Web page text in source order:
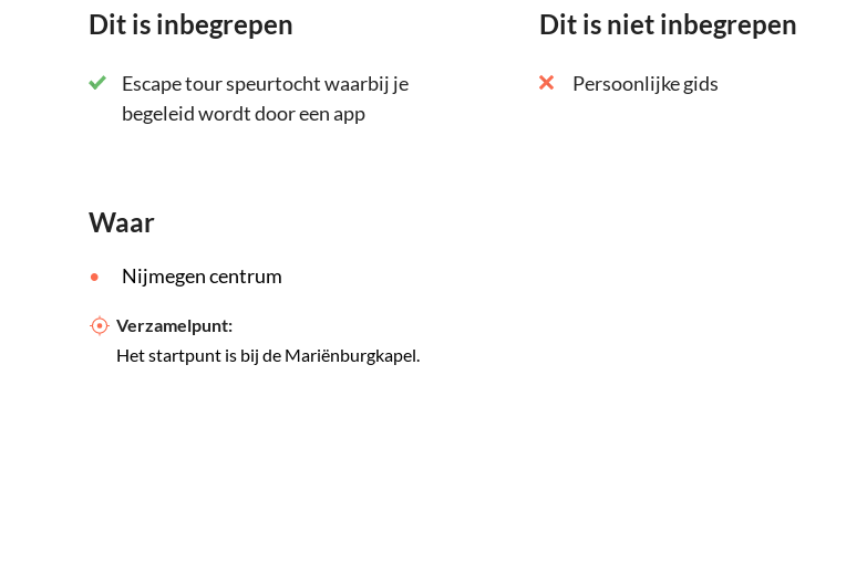
Dit is inbegrepen
Escape tour speurtocht waarbij je
begeleid wordt door een app
Dit is niet inbegrepen
Persoonlijke gids
Waar
Nijmegen centrum
Verzamelpunt:
Het startpunt is bij de Mariënburgkapel.